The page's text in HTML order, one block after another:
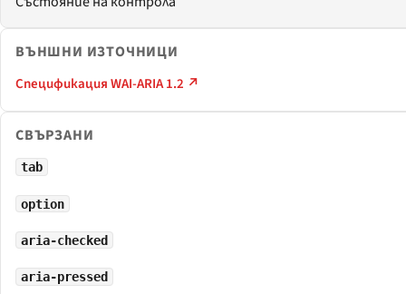
ВЪНШНИ ИЗТОЧНИЦИ
Спецификация WAI-ARIA 1.2 ↗
СВЪРЗАНИ
tab
option
aria-checked
aria-pressed